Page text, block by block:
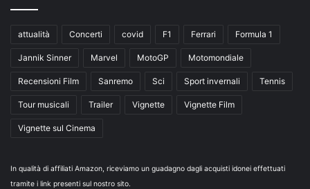
attualità Concerti covid F1 Ferrari Formula 1
Jannik Sinner Marvel MotoGP Motomondiale
Recensioni Film Sanremo Sci Sport invernali Tennis
Tour musicali Trailer Vignette Vignette Film
Vignette sul Cinema
In qualità di affiliati Amazon, riceviamo un guadagno dagli acquisti idonei effettuati
tramite i link presenti sul nostro sito.